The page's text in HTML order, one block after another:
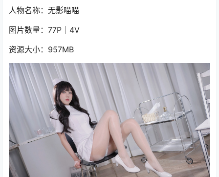
人物名称：无影喵喵
图片数量：77P｜4V
资源大小：957MB